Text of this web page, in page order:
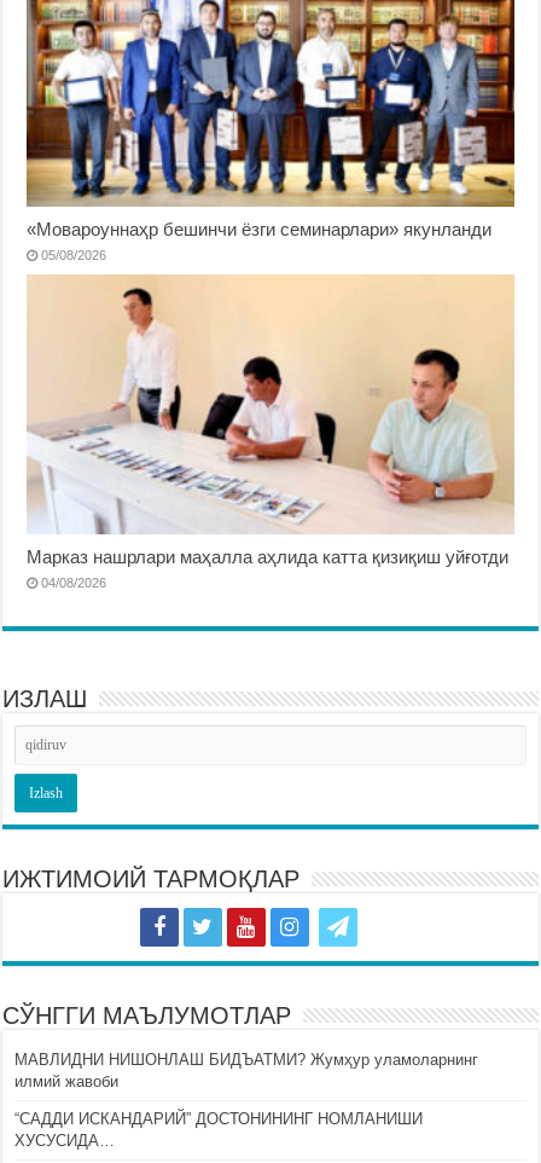
«Мовароуннаҳр бешинчи ёзги семинарлари» якунланди
05/08/2026
Марказ нашрлари маҳалла аҳлида катта қизиқиш уйғотди
04/08/2026
ИЗЛАШ
ИЖТИМОИЙ ТАРМОҚЛАР
СЎНГГИ МАЪЛУМОТЛАР
МАВЛИДНИ НИШОНЛАШ БИДЪАТМИ? Жумҳур уламоларнинг
илмий жавоби
“САДДИ ИСКАНДАРИЙ” ДОСТОНИНИНГ НОМЛАНИШИ
ХУСУСИДА…